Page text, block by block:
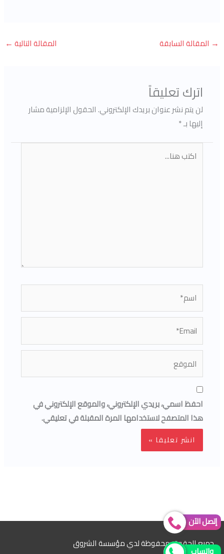
→ المقالة السابقة المقالة التالية ←
اترك تعليقاً
لن يتم نشر عنوان بريدك الإلكتروني.الحقول الإلزامية مشار
إليها بـ*
هنا...
احفظ اسمي، بريدي الإلكتروني، والموقع الإلكتروني في
هذا المتصفح لاستخدامها المرة المقبلة في تعليقي.
جميع الحقوق محفوظة لدي مؤسسة الشروق
إتصل الآن